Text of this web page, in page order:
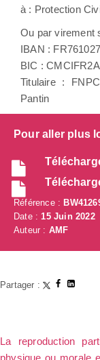
à : Protection
Ou par virement
IBAN :
BIC : CMCIFR2A
Titulaire :
Pantin
Pour aller plus
Référence :
Date :15 Juin 2022
Auteur : AMF
Partager :
La reproduction
physique ou morale